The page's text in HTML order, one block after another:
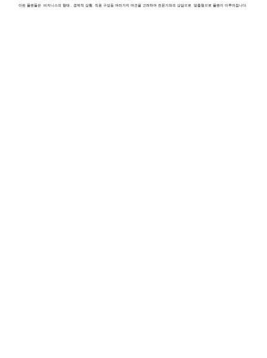
이런 플랜들은 비지니스의 형태 , 경제적 상황, 직원 구성등 여러가지 여건을 고려하여 전문가와의 상담으로 맞춤형으로 플랜이 이루어집니다.